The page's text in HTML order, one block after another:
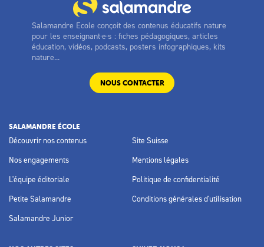
Salamandre Ecole conçoit des contenus éducatifs nature
pour les enseignant·e·s : fiches pédagogiques, articles
éducation, vidéos, podcasts, posters infographiques, kits
nature...
NOUS CONTACTER
SALAMANDRE ÉCOLE
Découvrir nos contenus
Nos engagements
L'équipe éditoriale
Petite Salamandre
Salamandre Junior
Site Suisse
Mentions légales
Politique de confidentialité
Conditions générales d'utilisation